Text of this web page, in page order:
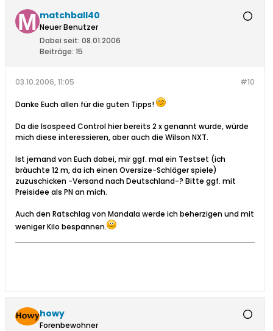
matchball40
Neuer Benutzer
Dabei seit: 08.01.2006
Beiträge: 15
#10
03.10.2006, 11:05
Danke Euch allen für die guten Tipps!
Da die Isospeed Control hier bereits 2 x genannt wurde, würde
mich diese interessieren, aber auch die Wilson NXT.
Ist jemand von Euch dabei, mir ggf. mal ein Testset (ich
bräuchte 12 m, da ich einen Oversize-Schläger spiele)
zuzuschicken -Versand nach Deutschland-? Bitte ggf. mit
Preisidee als PN an mich.
Auch den Ratschlag von Mandala werde ich beherzigen und mit
weniger Kilo bespannen.
howy
Forenbewohner